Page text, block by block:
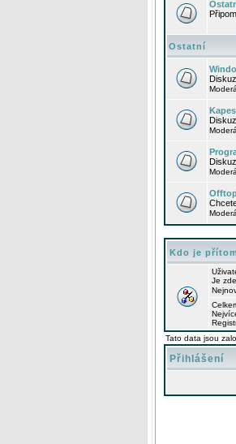
Ostatní
Kdo je
Je zde
Tato data jsou
Přihlášení